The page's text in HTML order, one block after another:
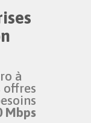
à
offres
Mbps